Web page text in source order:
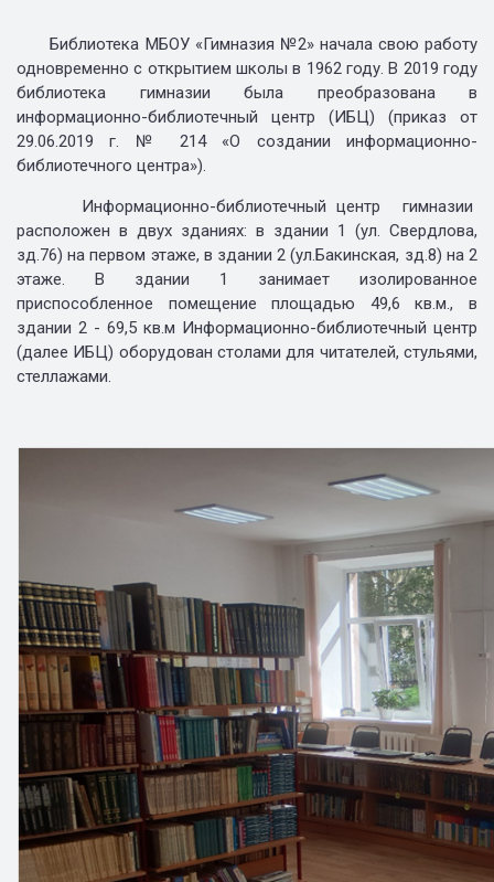
Библиотека МБОУ «Гимназия №2» начала свою работу
одновременно с открытием школы в 1962 году. В 2019 году
библиотека гимназии была преобразована в
информационно-библиотечный центр (ИБЦ) (приказ от
29.06.2019 г. № 214 «О создании информационно-
библиотечного центра»).
Информационно-библиотечный центр гимназии
расположен в двух зданиях: в здании 1 (ул. Свердлова,
зд.76) на первом этаже, в здании 2 (ул.Бакинская, зд.8) на 2
этаже. В здании 1 занимает изолированное
приспособленное помещение площадью 49,6 кв.м., в
здании 2 - 69,5 кв.м Информационно-библиотечный центр
(далее ИБЦ) оборудован столами для читателей, стульями,
стеллажами.